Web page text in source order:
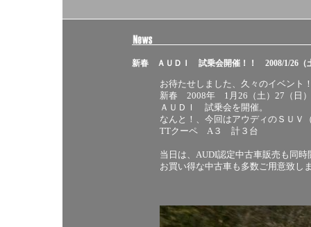
新春 ＡＵＤＩ 試乗会開催！！ 2008/1/26（
お待たせしました、久々のイベント
新春 2008年 1月26（土）27（日
ＡＵＤＩ 試乗会を開催。
なんと！、今回はアウディのＳＵ
TTクーペ A３ 計３台
当日は、AUDI認定中古車販売も同時
お買い得な中古車も多数ご用意致し